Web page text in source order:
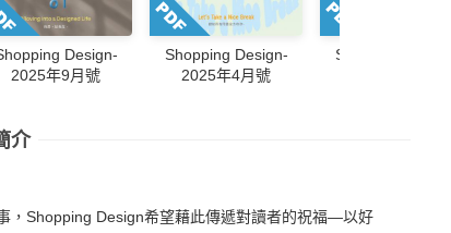
Design-
2025年9月號
Shopping Design-
2025年4月號
Shopping Design-
介
，Shopping Design希望藉此傳遞對讀者的祝福―以好